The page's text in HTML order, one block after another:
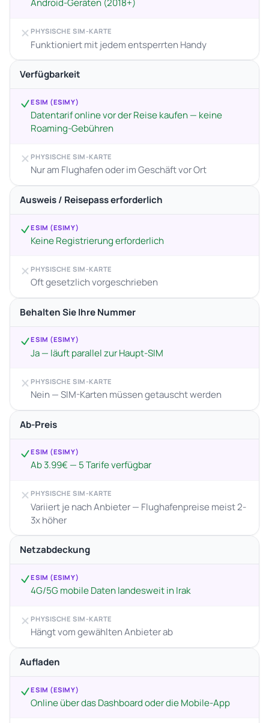
Android-Geräten (2018+)
PHYSISCHE SIM-KARTE
Funktioniert mit jedem entsperrten Handy
Verfügbarkeit
ESIM (ESIMY)
Datentarif online vor der Reise kaufen — keine
Roaming-Gebühren
PHYSISCHE SIM-KARTE
Nur am Flughafen oder im Geschäft vor Ort
Ausweis / Reisepass erforderlich
ESIM (ESIMY)
Keine Registrierung erforderlich
PHYSISCHE SIM-KARTE
Oft gesetzlich vorgeschrieben
Behalten Sie Ihre Nummer
ESIM (ESIMY)
Ja — läuft parallel zur Haupt-SIM
PHYSISCHE SIM-KARTE
Nein — SIM-Karten müssen getauscht werden
Ab-Preis
ESIM (ESIMY)
Ab 3.99€ — 5 Tarife verfügbar
PHYSISCHE SIM-KARTE
Variiert je nach Anbieter — Flughafenpreise meist 2-
3x höher
Netzabdeckung
ESIM (ESIMY)
4G/5G mobile Daten landesweit in Irak
PHYSISCHE SIM-KARTE
Hängt vom gewählten Anbieter ab
Aufladen
ESIM (ESIMY)
Online über das Dashboard oder die Mobile-App